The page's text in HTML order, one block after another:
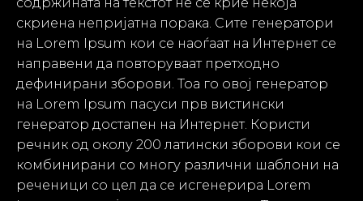
скриена непријатна порака. Сите генератори
на Lorem Ipsum кои се наоѓаат на Интернет се
направени да повторуваат претходно
дефинирани зборови. Тоа го овој гeнератор
на Lorem Ipsum пасуси прв вистински
генератор достапен на Интернет. Користи
речник од околу 200 латински зборови кои се
комбинирани со многу различни шаблони на
реченици со цел да се исгенерира Lorem